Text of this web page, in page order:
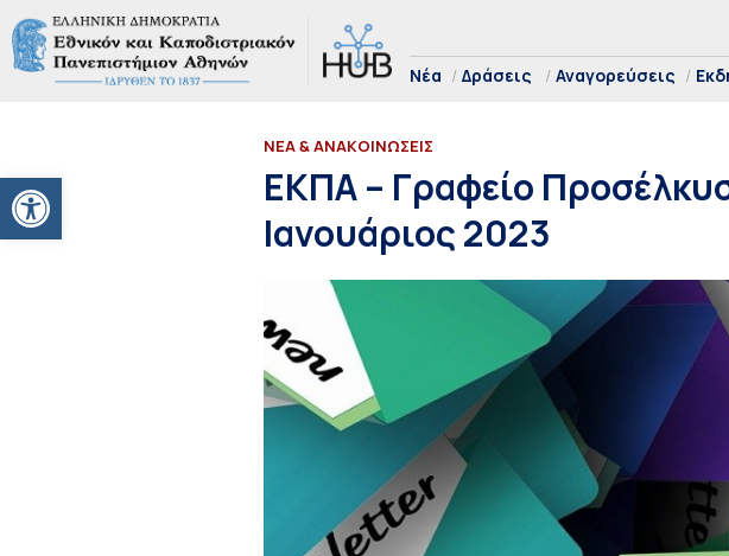
Ανοίξτε τη γραμμή εργαλείων
Νέα Δράσεις Αναγορεύσεις
ΝΕΑ & ΑΝΑΚΟΙΝΩΣΕΙΣ
ΕΚΠΑ – Γραφείο
Ιανουάριος 2023